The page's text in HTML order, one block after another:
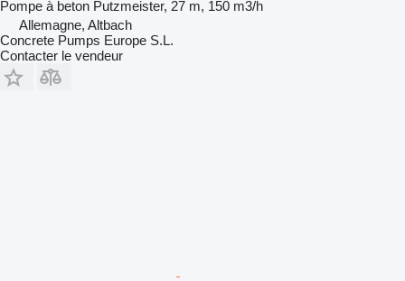
Pompe à beton Putzmeister, 27 m, 150 m3/h
Allemagne, Altbach
Concrete Pumps Europe S.L.
Contacter le vendeur